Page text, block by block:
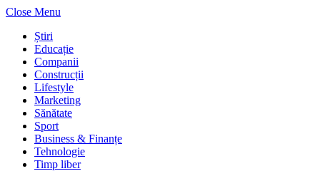
Close Menu
Știri
Educație
Companii
Construcții
Lifestyle
Marketing
Sănătate
Sport
Business & Finanțe
Tehnologie
Timp liber